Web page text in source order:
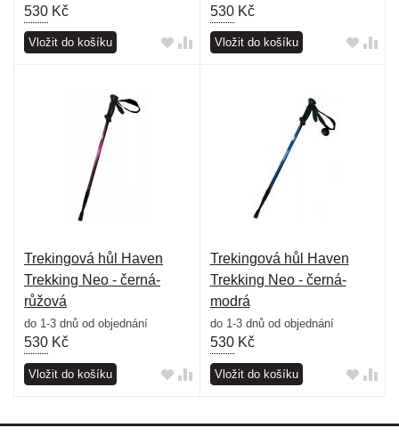
530 Kč
Vložit do košíku
530Kč
Vložit do košíku
Trekingová hůl Haven
Trekking Neo - černá-
růžová
do 1-3 dnů od objednání
530 Kč
Vložit do košíku
Trekingová hůl Haven
Trekking Neo - černá-
modrá
do 1-3 dnů od objednání
530Kč
Vložit do košíku